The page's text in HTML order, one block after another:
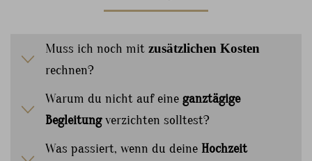
Muss ich noch mit zusätzlichen Kosten
rechnen?
Warum du nicht auf eine ganztägige
Begleitungverzichten solltest?
Was passiert, wenn du deine Hochzeit